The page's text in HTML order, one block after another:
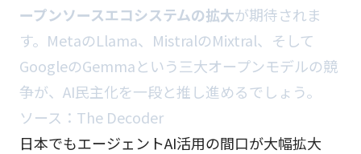
ープンソースエコシステムの拡大が期待されま
す。MetaのLlama、MistralのMixtral、そして
GoogleのGemmaという三大オープンモデルの競
争が、AI民主化を一段と推し進めるでしょう。
ソース： The Decoder
日本でもエージェントAI活用の間口が大幅拡大